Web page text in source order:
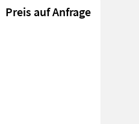
Preis auf Anfrage